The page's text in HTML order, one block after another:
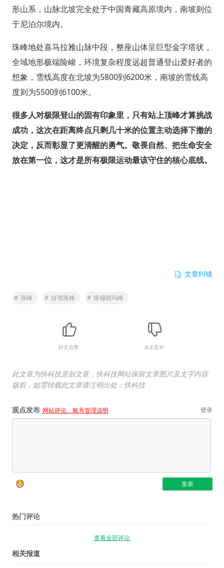
形山系，山脉北坡完全处于中国青藏高原境内，南坡则位
于尼泊尔境内。
珠峰地处喜马拉雅山脉中段，整座山体呈巨型金字塔状，
全域地形极端险峻，环境复杂程度远超普通登山爱好者的
想象，雪线高度在北坡为5800到6200米，南坡的雪线高
度则为5500到6100米。
很多人对极限登山的固有印象里，只有站上顶峰才算挑战
成功，这次在距离终点只剩几十米的位置主动选择下撤的
决定，反而彰显了更清醒的勇气。敬畏自然、把生命安全
放在第一位，这才是所有极限运动最该守住的核心底线。
文章纠错
# 珠峰 # 自驾珠峰 # 珠穆朗玛峰
好文点赞 水文反对
此文章为快科技原创文章，快科技网站保留文章图片及文字内容
版权，如需转载此文章请注明出处：快科技
观点发布 网站评论、账号管理说明 登录
热门评论
查看全部评论
相关报道